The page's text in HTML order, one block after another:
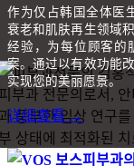
作为仅占韩国全体医
衰老和肌肤再生领域
经验，为每位顾客的
案。通过以有效功能
实现您的美丽愿景。
详细查看 →